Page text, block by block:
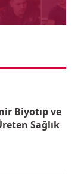
Biyotıp ve
Sağlık